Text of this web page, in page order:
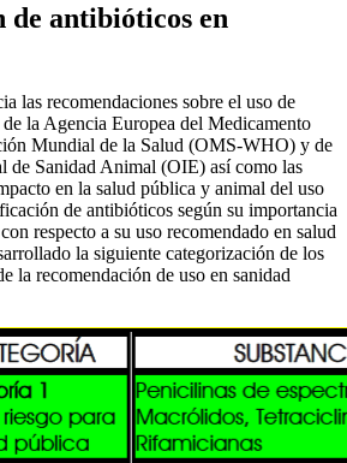
de antibióticos en
las recomendaciones sobre el uso de
la Agencia Europea del Medicamento
Mundial de la Salud (OMS-WHO) y de
de Sanidad Animal (OIE) así como las
en la salud pública y animal del uso
de antibióticos según su importancia
respecto a su uso recomendado en salud
la siguiente categorización de los
la recomendación de uso en sanidad